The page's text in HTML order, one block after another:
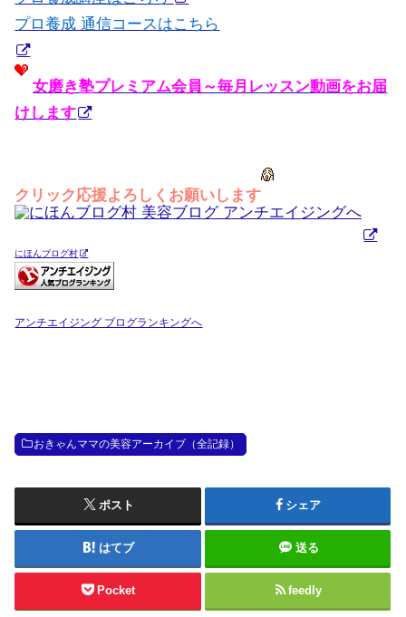
プロ養成 通信コースはこちら
女磨き塾プレミアム会員～毎月レッスン動画をお届
けします
クリック応援よろしくお願いします
にほんブログ村
アンチエイジング ブログランキングへ
おきゃんママの美容アーカイブ（全記録）
ポスト シェア
はてブ 送る
Pocket feedly